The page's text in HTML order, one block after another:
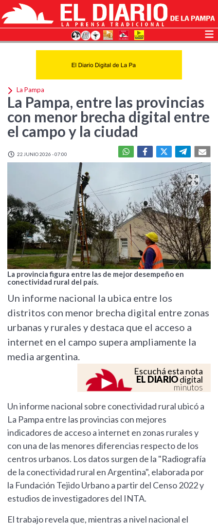
La Pampa
La Pampa, entre las provincias
con menor brecha digital entre
el campo y la ciudad
22 JUNIO 2026 - 07:00
La provincia figura entre las de mejor desempeño en
conectividad rural del país.
Un informe nacional la ubica entre los
distritos con menor brecha digital entre zonas
urbanas y rurales y destaca que el acceso a
internet en el campo supera ampliamente la
media argentina.
Escuchá esta nota
EL DIARIOdigital
minutos
Un informe nacional sobre conectividad rural ubicó a
La Pampa entre las provincias con mejores
indicadores de acceso a internet en zonas rurales y
con una de las menores diferencias respecto de los
centros urbanos. Los datos surgen de la "Radiografía
de la conectividad rural en Argentina", elaborada por
la Fundación Tejido Urbano a partir del Censo 2022 y
estudios de investigadores del INTA.
El trabajo revela que, mientras a nivel nacional el